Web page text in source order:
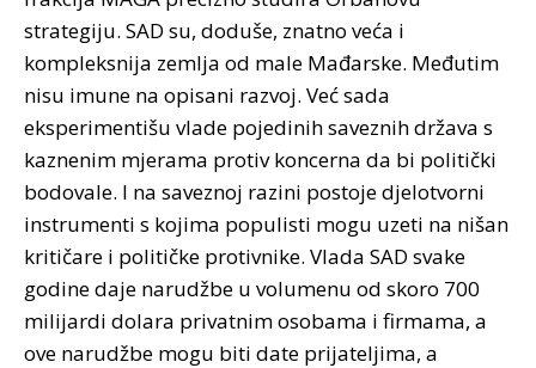
strategiju. SAD su, doduše, znatno veća i
kompleksnija zemlja od male Mađarske. Međutim
nisu imune na opisani razvoj. Već sada
eksperimentišu vlade pojedinih saveznih država s
kaznenim mjerama protiv koncerna da bi politički
bodovale. I na saveznoj razini postoje djelotvorni
instrumenti s kojima populisti mogu uzeti na nišan
kritičare i političke protivnike. Vlada SAD svake
godine daje narudžbe u volumenu od skoro 700
milijardi dolara privatnim osobama i firmama, a
ove narudžbe mogu biti date prijateljima, a